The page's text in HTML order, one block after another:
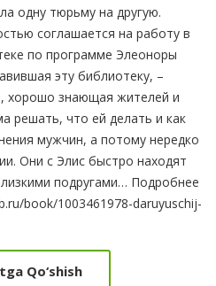
одну тюрьму на другую.
соглашается на работу в
по программе Элеоноры
эту библиотеку, –
хорошо знающая жителей и
решать, что ей делать и как
мужчин, а потому нередко
Они с Элис быстро находят
подругами… Подробнее
book/1003461978-daruyuschij-
Qo‘shish